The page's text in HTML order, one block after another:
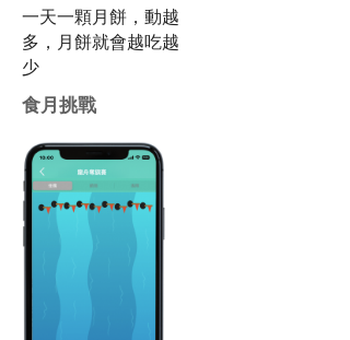
達成目標就可以將食
材烤熟，烤肉食材會
有生的→半熟→全
熟，將所有食材，烤
熟吧！
烤肉大作戰
一天一顆月餅，動越
多，月餅就會越吃越
少
食月挑戰